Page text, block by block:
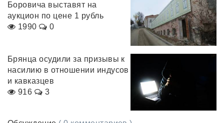
Боровича выставят на
аукцион по цене 1 рубль
1990
0
Брянца осудили за призывы к
насилию в отношении индусов
и кавказцев
916
3